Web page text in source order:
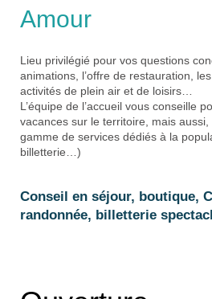
Amour
Lieu privilégié pour vos questions
animations, l’offre de restauration,
activités de plein air et de loisirs…
L’équipe de l’accueil vous conseille
vacances sur le territoire, mais
gamme de services dédiés à la
billetterie…)
Conseil en séjour, boutique,
randonnée, billetterie